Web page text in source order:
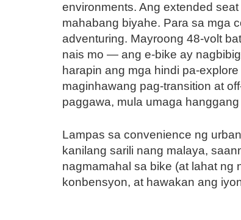
environments. Ang extended
mahabang biyahe. Para sa mga
adventuring. Mayroong 48-volt
nais mo — ang e-bike ay
harapin ang mga hindi pa-
maginhawang pag-transition at
paggawa, mula umaga
Lampas sa convenience ng
kanilang sarili nang malaya,
nagmamahal sa bike (at lahat ng
konbensyon, at hawakan ang